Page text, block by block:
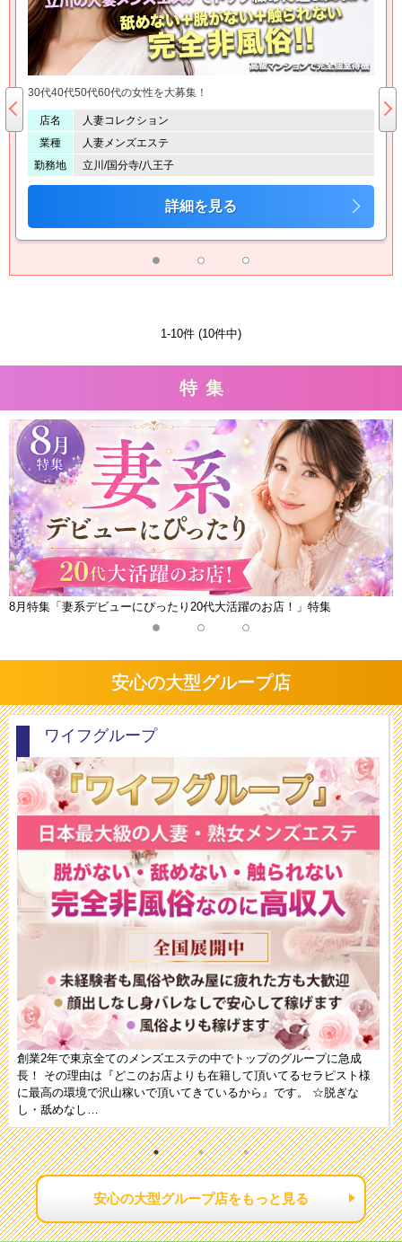
60代の女性を大募集！
妻コレクション
妻メンズエステ
川/国分寺/八王子
20代後半から
1-10件 (10件中)
特集
8月特集「妻系デビューにぴったり20代大活躍のお店！」特集
安心の大型グループ店
ワイフグループ
創業2年で東京全てのメンズエステの中でトップのグループに急成
長！ その理由は『どこのお店よりも在籍して頂いてるセラピスト様
に最高の環境で沢山稼いで頂いてきているから』です。 ☆脱ぎな
し・舐めなし…
安心の大型グループ店をもっと見る